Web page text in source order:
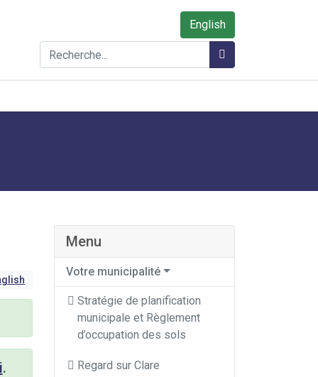
English
Rechercher
.
Menu
Votre municipalité
Stratégie de planification
municipale et Règlement
d’occupation des sols
Regard sur Clare